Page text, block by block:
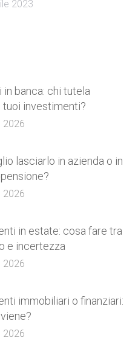
2023
in banca: chi tutela
tuoi investimenti?
2026
lasciarlo in azienda o in
2026
in estate: cosa fare tra
e incertezza
2026
immobiliari o finanziari:
2026